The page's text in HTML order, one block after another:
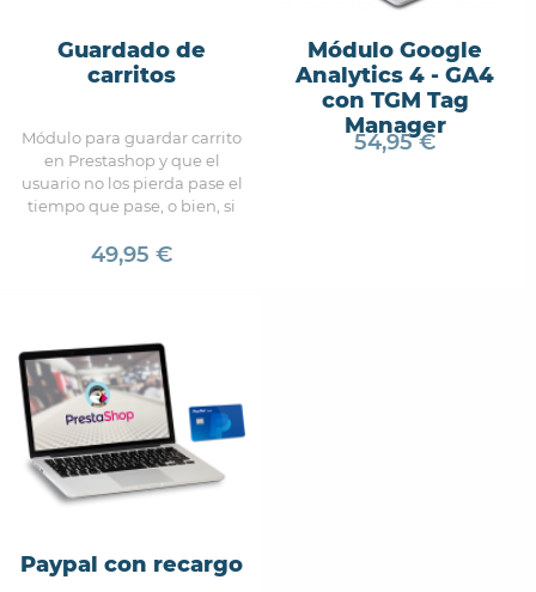
Guardado de
carritos
Módulo para guardar carrito
en Prestashop y que el
usuario no los pierda pase el
tiempo que pase, o bien, si
49,95 €
Módulo Google
Analytics 4 - GA4
con TGM Tag
Manager
54,95 €
Paypal con recargo